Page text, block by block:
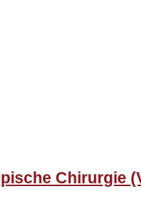
Chirurgie